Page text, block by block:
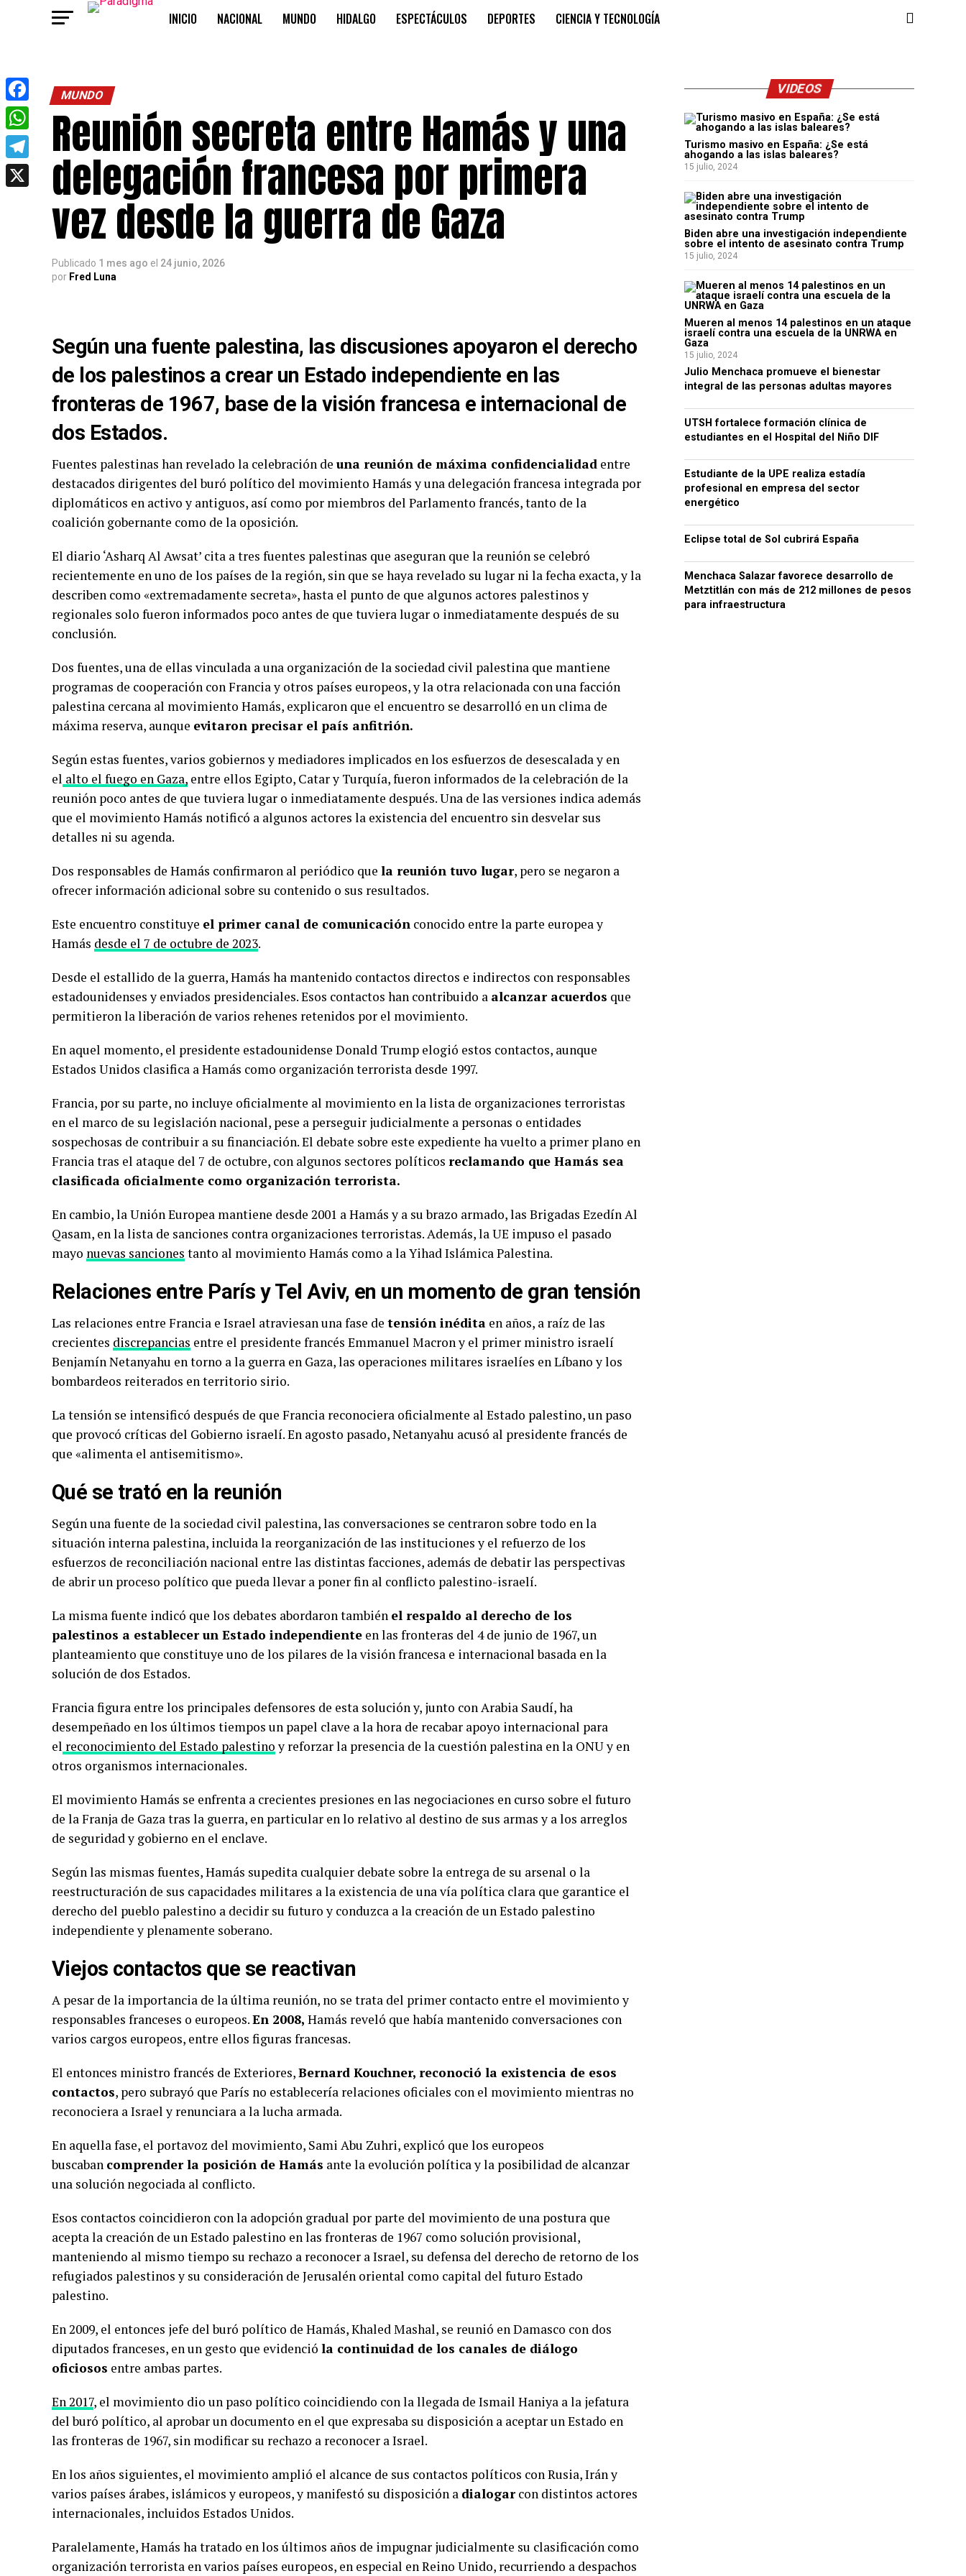
INICIO NACIONAL MUNDO HIDALGO ESPECTÁCULOS DEPORTES CIENCIA Y TECNOLOGÍA
MUNDO
Reunión secreta entre Hamás y una
delegación francesa por primera
vez desde la guerra de Gaza
Publicado 1 mes ago el 24 junio, 2026
por Fred Luna
Según una fuente palestina, las discusiones apoyaron el derecho
de los palestinos a crear un Estado independiente en las
fronteras de 1967, base de la visión francesa e internacional de
dos Estados.
Fuentes palestinas han revelado la celebración de una reunión de máxima confidencialidad entre
destacados dirigentes del buró político del movimiento Hamás y una delegación francesa integrada por
diplomáticos en activo y antiguos, así como por miembros del Parlamento francés, tanto de la
coalición gobernante como de la oposición.
El diario ‘Asharq Al Awsat’ cita a tres fuentes palestinas que aseguran que la reunión se celebró
recientemente en uno de los países de la región, sin que se haya revelado su lugar ni la fecha exacta, y la
describen como «extremadamente secreta», hasta el punto de que algunos actores palestinos y
regionales solo fueron informados poco antes de que tuviera lugar o inmediatamente después de su
conclusión.
Dos fuentes, una de ellas vinculada a una organización de la sociedad civil palestina que mantiene
programas de cooperación con Francia y otros países europeos, y la otra relacionada con una facción
palestina cercana al movimiento Hamás, explicaron que el encuentro se desarrolló en un clima de
máxima reserva, aunque evitaron precisar el país anfitrión.
Según estas fuentes, varios gobiernos y mediadores implicados en los esfuerzos de desescalada y en
el alto el fuego en Gaza, entre ellos Egipto, Catar y Turquía, fueron informados de la celebración de la
reunión poco antes de que tuviera lugar o inmediatamente después. Una de las versiones indica además
que el movimiento Hamás notificó a algunos actores la existencia del encuentro sin desvelar sus
detalles ni su agenda.
Dos responsables de Hamás confirmaron al periódico que la reunión tuvo lugar, pero se negaron a
ofrecer información adicional sobre su contenido o sus resultados.
Este encuentro constituye el primer canal de comunicación conocido entre la parte europea y
Hamás desde el 7 de octubre de 2023.
Desde el estallido de la guerra, Hamás ha mantenido contactos directos e indirectos con responsables
estadounidenses y enviados presidenciales. Esos contactos han contribuido a alcanzar acuerdos que
permitieron la liberación de varios rehenes retenidos por el movimiento.
En aquel momento, el presidente estadounidense Donald Trump elogió estos contactos, aunque
Estados Unidos clasifica a Hamás como organización terrorista desde 1997.
Francia, por su parte, no incluye oficialmente al movimiento en la lista de organizaciones terroristas
en el marco de su legislación nacional, pese a perseguir judicialmente a personas o entidades
sospechosas de contribuir a su financiación. El debate sobre este expediente ha vuelto a primer plano en
Francia tras el ataque del 7 de octubre, con algunos sectores políticos reclamando que Hamás sea
clasificada oficialmente como organización terrorista.
En cambio, la Unión Europea mantiene desde 2001 a Hamás y a su brazo armado, las Brigadas Ezedín Al
Qasam, en la lista de sanciones contra organizaciones terroristas. Además, la UE impuso el pasado
mayo nuevas sanciones tanto al movimiento Hamás como a la Yihad Islámica Palestina.
Relaciones entre París y Tel Aviv, en un momento de gran tensión
Las relaciones entre Francia e Israel atraviesan una fase de tensión inédita en años, a raíz de las
crecientes discrepancias entre el presidente francés Emmanuel Macron y el primer ministro israelí
Benjamín Netanyahu en torno a la guerra en Gaza, las operaciones militares israelíes en Líbano y los
bombardeos reiterados en territorio sirio.
La tensión se intensificó después de que Francia reconociera oficialmente al Estado palestino, un paso
que provocó críticas del Gobierno israelí. En agosto pasado, Netanyahu acusó al presidente francés de
que «alimenta el antisemitismo».
Qué se trató en la reunión
Según una fuente de la sociedad civil palestina, las conversaciones se centraron sobre todo en la
situación interna palestina, incluida la reorganización de las instituciones y el refuerzo de los
esfuerzos de reconciliación nacional entre las distintas facciones, además de debatir las perspectivas
de abrir un proceso político que pueda llevar a poner fin al conflicto palestino-israelí.
La misma fuente indicó que los debates abordaron también el respaldo al derecho de los
palestinos a establecer un Estado independiente en las fronteras del 4 de junio de 1967, un
planteamiento que constituye uno de los pilares de la visión francesa e internacional basada en la
solución de dos Estados.
Francia figura entre los principales defensores de esta solución y, junto con Arabia Saudí, ha
desempeñado en los últimos tiempos un papel clave a la hora de recabar apoyo internacional para
el reconocimiento del Estado palestinoy reforzar la presencia de la cuestión palestina en la ONU y en
otros organismos internacionales.
El movimiento Hamás se enfrenta a crecientes presiones en las negociaciones en curso sobre el futuro
de la Franja de Gaza tras la guerra, en particular en lo relativo al destino de sus armas y a los arreglos
de seguridad y gobierno en el enclave.
Según las mismas fuentes, Hamás supedita cualquier debate sobre la entrega de su arsenal o la
reestructuración de sus capacidades militares a la existencia de una vía política clara que garantice el
derecho del pueblo palestino a decidir su futuro y conduzca a la creación de un Estado palestino
independiente y plenamente soberano.
Viejos contactos que se reactivan
A pesar de la importancia de la última reunión, no se trata del primer contacto entre el movimiento y
responsables franceses o europeos.En 2008, Hamás reveló que había mantenido conversaciones con
varios cargos europeos, entre ellos figuras francesas.
El entonces ministro francés de Exteriores,Bernard Kouchner, reconoció la existencia de esos
contactos, pero subrayó que París no establecería relaciones oficiales con el movimiento mientras no
reconociera a Israel y renunciara a la lucha armada.
En aquella fase, el portavoz del movimiento, Sami Abu Zuhri, explicó que los europeos
buscaban comprender la posición de Hamás ante la evolución política y la posibilidad de alcanzar
una solución negociada al conflicto.
Esos contactos coincidieron con la adopción gradual por parte del movimiento de una postura que
acepta la creación de un Estado palestino en las fronteras de 1967 como solución provisional,
manteniendo al mismo tiempo su rechazo a reconocer a Israel, su defensa del derecho de retorno de los
refugiados palestinos y su consideración de Jerusalén oriental como capital del futuro Estado
palestino.
En 2009, el entonces jefe del buró político de Hamás, Khaled Mashal, se reunió en Damasco con dos
diputados franceses, en un gesto que evidenció la continuidad de los canales de diálogo
oficiosos entre ambas partes.
En 2017, el movimiento dio un paso político coincidiendo con la llegada de Ismail Haniya a la jefatura
del buró político, al aprobar un documento en el que expresaba su disposición a aceptar un Estado en
las fronteras de 1967, sin modificar su rechazo a reconocer a Israel.
En los años siguientes, el movimiento amplió el alcance de sus contactos políticos con Rusia, Irán y
varios países árabes, islámicos y europeos, y manifestó su disposición a dialogarcon distintos actores
internacionales, incluidos Estados Unidos.
Paralelamente, Hamás ha tratado en los últimos años de impugnar judicialmente su clasificación como
organización terrorista en varios países europeos, en especial en Reino Unido, recurriendo a despachos
VIDEOS
Turismo masivo en España: ¿Se está
ahogando a las islas baleares?
15 julio, 2024
Biden abre una investigación independiente
sobre el intento de asesinato contra Trump
15 julio, 2024
Mueren al menos 14 palestinos en un ataque
israelí contra una escuela de la UNRWA en
Gaza
15 julio, 2024
Julio Menchaca promueve el bienestar
integral de las personas adultas mayores
UTSH fortalece formación clínica de
estudiantes en el Hospital del Niño DIF
Estudiante de la UPE realiza estadía
profesional en empresa del sector
energético
Eclipse total de Sol cubrirá España
Menchaca Salazar favorece desarrollo de
Metztitlán con más de 212 millones de pesos
para infraestructura
Facebook
WhatsApp
Telegram